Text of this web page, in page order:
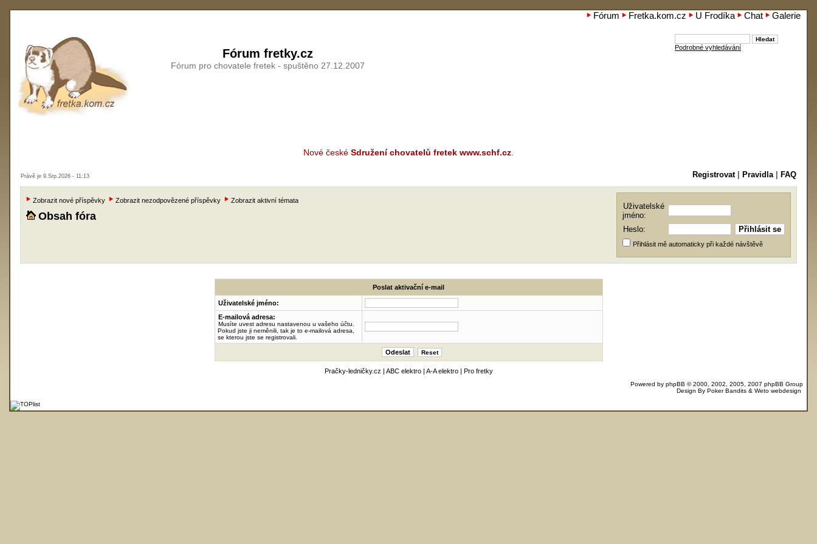
Fórum Fretka.kom.cz U Frodíka Chat Galerie
Fórum fretky.cz
Fórum pro chovatele fretek - spuštěno 27.12.2007
Podrobné vyhledávání
Nové české Sdružení chovatelů fretek www.schf.cz
Právě je 9.Srp.2026 - 11:13 Registrovat| Pravidla| FAQ
Zobrazit nové příspěvky Zobrazit nezodpovězené příspěvky Zobrazit aktivní témata
Obsah fóra
Uživatelské
jméno:
Heslo:
Přihlásit mě automaticky při každé návštěvě
Poslat aktivační e-mail
Uživatelské jméno:
E-mailová adresa:
Musíte uvest adresu nastavenou u vašeho účtu.
Pokud jste ji neměnili, tak je to e-mailová adresa,
se kterou jste se registrovali.
Pračky-ledničky.cz | ABC elektro| A-A elektro| Pro fretky
Powered by phpBB © 2000, 2002, 2005, 2007 phpBB Group
Design By Poker Bandits & Weto webdesign